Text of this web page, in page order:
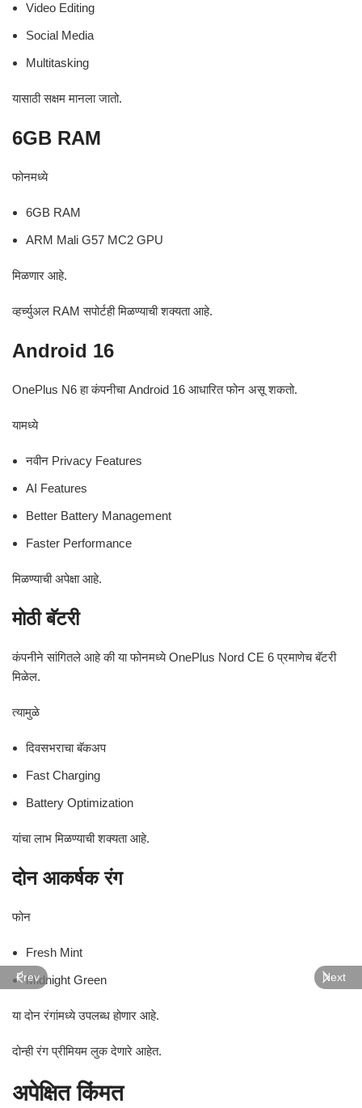
Video Editing
Social Media
Multitasking
यासाठी सक्षम मानला जातो.
6GB RAM
फोनमध्ये
6GB RAM
ARM Mali G57 MC2 GPU
मिळणार आहे.
व्हर्च्युअल RAM सपोर्टही मिळण्याची शक्यता आहे.
Android 16
OnePlus N6 हा कंपनीचा Android 16 आधारित फोन असू शकतो.
यामध्ये
नवीन Privacy Features
AI Features
Better Battery Management
Faster Performance
मिळण्याची अपेक्षा आहे.
मोठी बॅटरी
कंपनीने सांगितले आहे की या फोनमध्ये OnePlus Nord CE 6 प्रमाणेच बॅटरी
मिळेल.
त्यामुळे
दिवसभराचा बॅकअप
Fast Charging
Battery Optimization
यांचा लाभ मिळण्याची शक्यता आहे.
दोन आकर्षक रंग
फोन
Fresh Mint
Midnight Green
या दोन रंगांमध्ये उपलब्ध होणार आहे.
दोन्ही रंग प्रीमियम लुक देणारे आहेत.
अपेक्षित किंमत
Prev Next